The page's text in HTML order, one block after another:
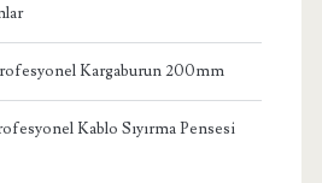
Kargaburun 200mm
Kablo Sıyırma Pensesi